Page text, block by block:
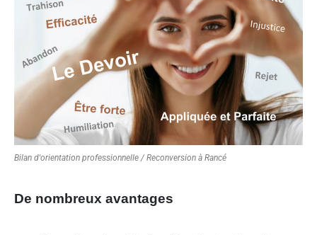
Bilan d'orientation professionnelle / Reconversion à Rancé
De nombreux avantages